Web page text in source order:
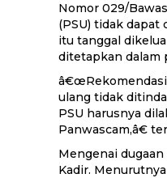
Nomor 029/
(PSU) tidak
itu tanggal
ditetapkan dalam
ulang tidak
PSU harusnya
Panwascam,â€
Mengenai
Kadir.